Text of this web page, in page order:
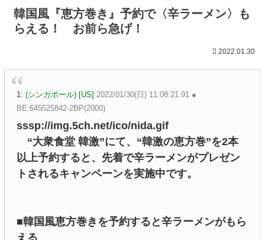
韓国風『恵方巻き』予約で〈辛ラーメン〉も
らえる！ お前ら急げ！
2022.01.30
1: (シンガポール) [US] 2022/01/30(日) 11:08:21.91 ●
BE:645525842-2BP(2000)
sssp://img.5ch.net/ico/nida.gif
“大衆食堂 韓激”にて、“韓激の恵方巻”を2本
以上予約すると、先着で辛ラーメンがプレゼン
トされるキャンペーンを実施中です。
■韓国風恵方巻きを予約すると辛ラーメンがもら